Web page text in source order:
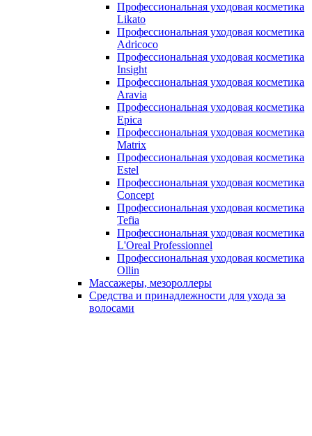
Профессиональная уходовая косметика
Likato
Профессиональная уходовая косметика
Adricoco
Профессиональная уходовая косметика
Insight
Профессиональная уходовая косметика
Aravia
Профессиональная уходовая косметика
Epica
Профессиональная уходовая косметика
Matrix
Профессиональная уходовая косметика
Estel
Профессиональная уходовая косметика
Concept
Профессиональная уходовая косметика
Tefia
Профессиональная уходовая косметика
L'Oreal Professionnel
Профессиональная уходовая косметика
Ollin
Массажеры, мезороллеры
Средства и принадлежности для ухода за
волосами